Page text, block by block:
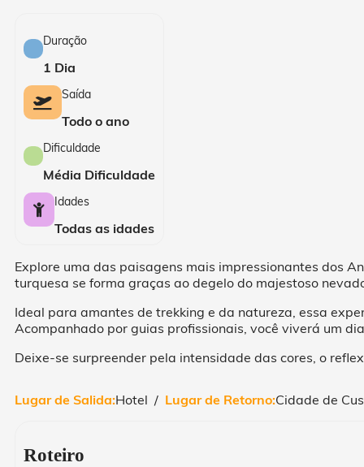
Duração
1 Dia
Saída
Todo o ano
Dificuldade
Média Dificuldade
Idades
Todas as idades
Explore uma das paisagens mais impressionantes dos
turquesa se forma graças ao degelo do majestoso
Ideal para amantes de trekking e da natureza, essa
Acompanhado por guias profissionais, você viverá um
Deixe-se surpreender pela intensidade das cores, o
Lugar de Salida:Hotel / Lugar de Retorno:Cidade de
Roteiro